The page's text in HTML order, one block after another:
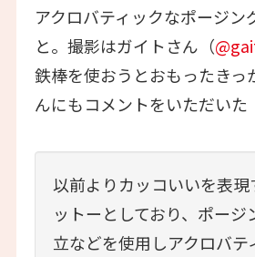
アクロバティックなポージン
と。撮影はガイトさん（
鉄棒を使おうとおもったきっ
んにもコメントをいただいた
以前よりカッコいいを表現
ットーとしており、ポージ
立などを使用しアクロバテ